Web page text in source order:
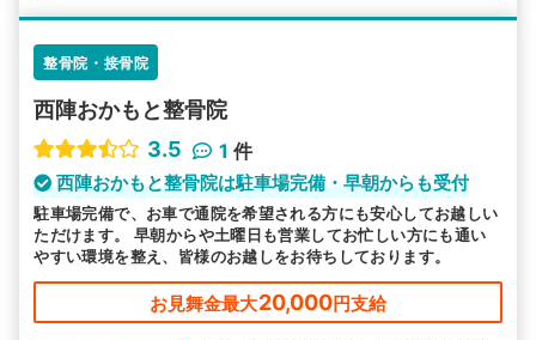
整骨院・接骨院
西陣おかもと整骨院
3.5
1 件
西陣おかもと整骨院は駐車場完備・早朝からも受付
駐車場完備で、お車で通院を希望される方にも安心してお越しい
ただけます。 早朝からや土曜日も営業してお忙しい方にも通い
やすい環境を整え、皆様のお越しをお待ちしております。
お見舞金最大20,000円支給